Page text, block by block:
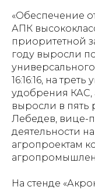
«Обеспечение
АПК
приоритетной
году выросли
16:16:16, на
удобрения КАС,
выросли в пять
Лебедев, вице-
деятельности
агропроектам
На стенде